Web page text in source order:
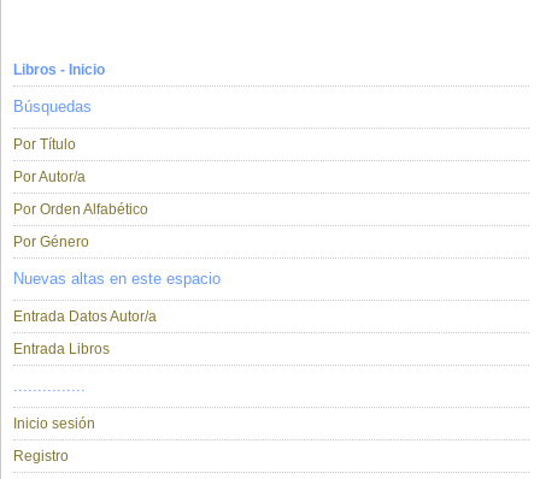
Libros - Inicio
Búsquedas
Por Título
Por Autor/a
Por Orden Alfabético
Por Género
Nuevas altas en este espacio
Entrada Datos Autor/a
Entrada Libros
...............
Inicio sesión
Registro